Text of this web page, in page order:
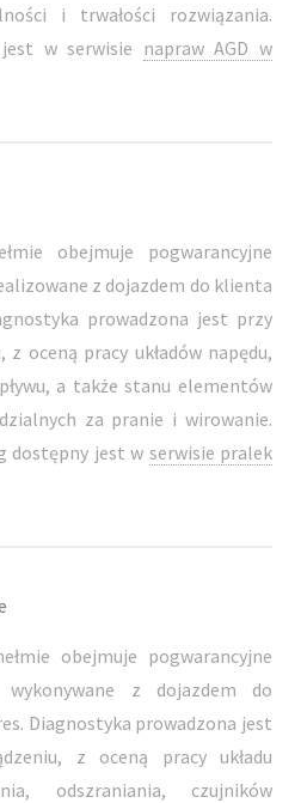
i trwałości rozwiązania.
w serwisie napraw AGD w
obejmuje pogwarancyjne
z dojazdem do klienta
prowadzona jest przy
z oceną pracy układów napędu,
a także stanu elementów
za pranie i wirowanie.
dostępny jest w serwisie pralek
obejmuje pogwarancyjne
wykonywane z dojazdem do
Diagnostyka prowadzona jest
z oceną pracy układu
odszraniania, czujników